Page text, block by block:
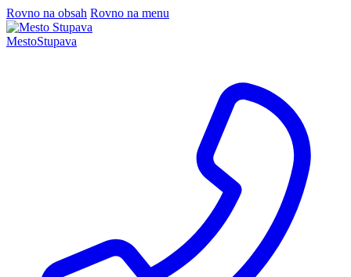
Rovno na obsah Rovno na menu
MestoStupava